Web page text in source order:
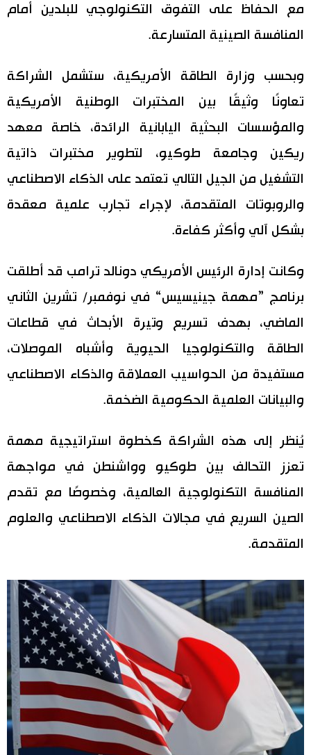
طوكيو
مع الحفاظ على التفوق التكنولوجي للبلدين أمام
المنافسة الصينية المتسارعة.
وبحسب وزارة الطاقة الأمريكية، ستشمل الشراكة
تعاونًا وثيقًا بين المختبرات الوطنية الأمريكية
والمؤسسات البحثية اليابانية الرائدة، خاصة معهد
ريكين وجامعة طوكيو، لتطوير مختبرات ذاتية
التشغيل من الجيل التالي تعتمد على الذكاء الاصطناعي
والروبوتات المتقدمة، لإجراء تجارب علمية معقدة
بشكل آلي وأكثر كفاءة.
وكانت إدارة الرئيس الأمريكي دونالد ترامب قد أطلقت
برنامج ”مهمة جينيسيس“ في نوفمبر/ تشرين الثاني
الماضي، بهدف تسريع وتيرة الأبحاث في قطاعات
الطاقة والتكنولوجيا الحيوية وأشباه الموصلات،
مستفيدة من الحواسيب العملاقة والذكاء الاصطناعي
والبيانات العلمية الحكومية الضخمة.
يُنظر إلى هذه الشراكة كخطوة استراتيجية مهمة
تعزز التحالف بين طوكيو وواشنطن في مواجهة
المنافسة التكنولوجية العالمية، وخصوصًا مع تقدم
الصين السريع في مجالات الذكاء الاصطناعي والعلوم
المتقدمة.